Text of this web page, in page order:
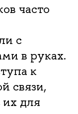
часто
с
в руках.
к
связи,
их для